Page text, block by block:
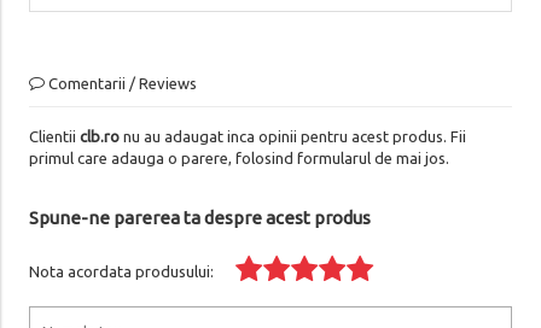
Comentarii / Reviews
Clientii clb.ronu au adaugat inca opinii pentru acest produs. Fii
primul care adauga o parere, folosind formularul de mai jos.
Spune-ne parerea ta despre acest produs
Nota acordata produsului: